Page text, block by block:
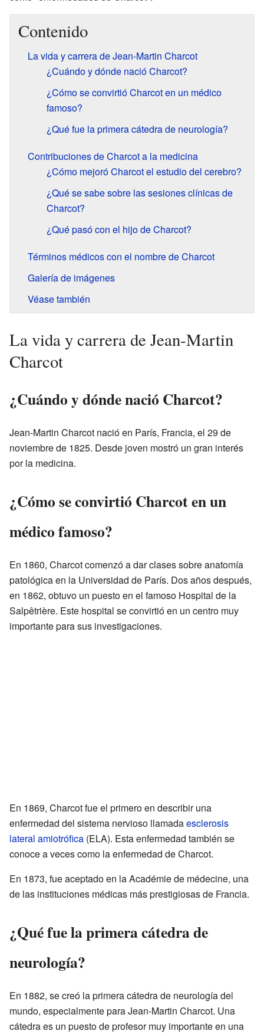
Contenido
La vida y carrera de Jean-Martin Charcot
¿Cuándo y dónde nació Charcot?
¿Cómo se convirtió Charcot en un médico
famoso?
¿Qué fue la primera cátedra de neurología?
Contribuciones de Charcot a la medicina
¿Cómo mejoró Charcot el estudio del cerebro?
¿Qué se sabe sobre las sesiones clínicas de
Charcot?
¿Qué pasó con el hijo de Charcot?
Términos médicos con el nombre de Charcot
Galería de imágenes
Véase también
La vida y carrera de Jean-Martin
Charcot
¿Cuándo y dónde nació Charcot?
Jean-Martin Charcot nació en París, Francia, el 29 de
noviembre de 1825. Desde joven mostró un gran interés
por la medicina.
¿Cómo se convirtió Charcot en un
médico famoso?
En 1860, Charcot comenzó a dar clases sobre anatomía
patológica en la Universidad de París. Dos años después,
en 1862, obtuvo un puesto en el famoso Hospital de la
Salpêtrière. Este hospital se convirtió en un centro muy
importante para sus investigaciones.
En 1869, Charcot fue el primero en describir una
enfermedad del sistema nervioso llamadaesclerosis
lateral amiotrófica (ELA). Esta enfermedad también se
conoce a veces como la enfermedad de Charcot.
En 1873, fue aceptado en la Académie de médecine, una
de las instituciones médicas más prestigiosas de Francia.
¿Qué fue la primera cátedra de
neurología?
En 1882, se creó la primera cátedra de neurología del
mundo, especialmente para Jean-Martin Charcot. Una
cátedra es un puesto de profesor muy importante en una